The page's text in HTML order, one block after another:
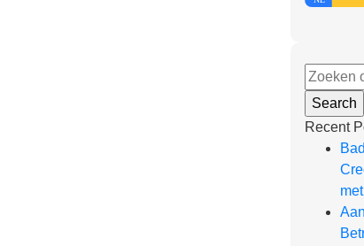
Recent